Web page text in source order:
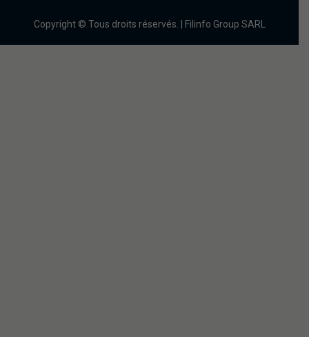
Copyright © Tous droits réservés. | Filinfo Group SARL